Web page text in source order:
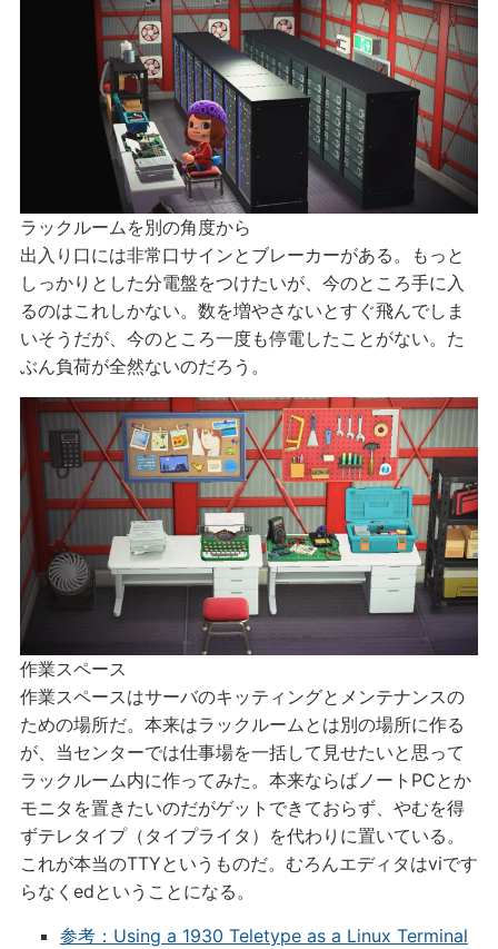
ラックルームを別の角度から
出入り口には非常口サインとブレーカーがある。もっと
しっかりとした分電盤をつけたいが、今のところ手に入
るのはこれしかない。数を増やさないとすぐ飛んでしま
いそうだが、今のところ一度も停電したことがない。た
ぶん負荷が全然ないのだろう。
作業スペース
作業スペースはサーバのキッティングとメンテナンスの
ための場所だ。本来はラックルームとは別の場所に作る
が、当センターでは仕事場を一括して見せたいと思って
ラックルーム内に作ってみた。本来ならばノートPCとか
モニタを置きたいのだがゲットできておらず、やむを得
ずテレタイプ（タイプライタ）を代わりに置いている。
これが本当のTTYというものだ。むろんエディタはviです
らなくedということになる。
参考：Using a 1930 Teletype as a Linux Terminal